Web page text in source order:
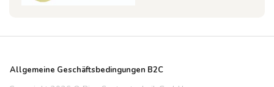
Allgemeine Geschäftsbedingungen B2C